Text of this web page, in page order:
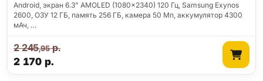
Android, экран 6.3" AMOLED (1080x2340) 120 Гц, Samsung Exynos
2600, ОЗУ 12 ГБ, память 256 ГБ, камера 50 Мп, аккумулятор 4300
мАч, …
2 170 р.
2 245,95р.